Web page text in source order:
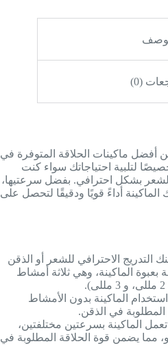
(0)
أفضل ماكينات الحلاقة المتوفرة في
لتلبية احتياجاتك سواء كنت
بشكل احترافي. بفضل سرعتيها،
أداءً قويًا ودقيقًا لتحصل على
التدريج الاحترافي للشعر أو الذقن
بعبوة الماكينة، وهي ثلاثة أمشاط
الماكينة بدون الأمشاط
في الذقن.
تعمل الماكينة بسرعتين مختلفتين،
مما يضمن قوة الحلاقة المطلوبة في